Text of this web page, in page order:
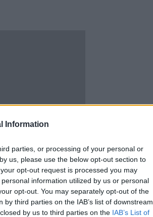
Information
parties, or processing of your personal or
us, please use the below opt-out section to
opt-out request is processed you may
information utilized by us or personal
opt-out. You may separately opt-out of the
third parties on the IAB’s list of downstream
by us to third parties on the IAB’s List of